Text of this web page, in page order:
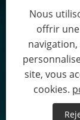
Copyright ©
molette,
Links
Nous
offrir
site, vous
cookies.